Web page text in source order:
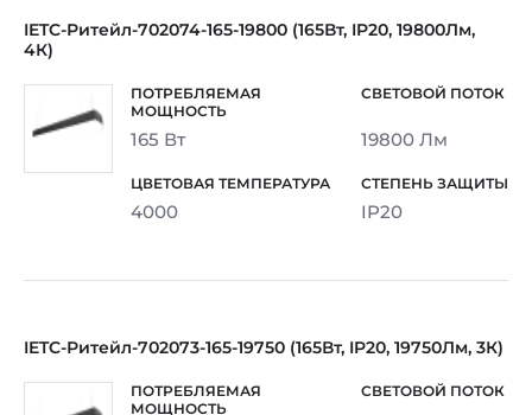
IETC-Ритейл-702074-165-19800 (165Вт, IP20, 19800Лм,
4К)
165 Вт 19800 Лм
4000 IP20
IETC-Ритейл-702073-165-19750 (165Вт, IP20, 19750Лм, 3К)